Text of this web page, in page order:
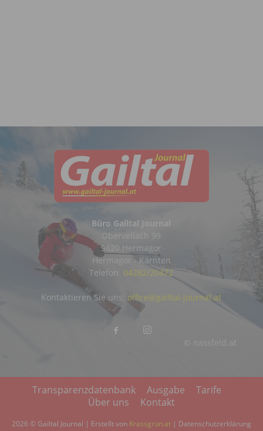
Büro Gailtal Journal
Obervellach 99
9620 Hermagor
Hermagor - Kärnten
Telefon: 04282/20472
© nassfeld.at
Kontaktieren Sie uns: office@gailtal-journal.at
Transparenzdatenbank Ausgabe
Tarife
Über uns
Kontakt
2026 © Gailtal Journal | Erstellt von Krassgrün.at | Datenschutzerklärung